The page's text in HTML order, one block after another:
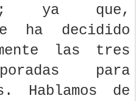
ya que,
ha decidido
las tres
para
Hablamos de